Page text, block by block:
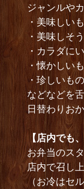
ジャンルや
・美味しいも
・美味しそ
・カラダに
・懐かしい
・珍しいも
などなどを
日替わりお
【店内でも
お弁当のス
店内で召し
（お冷はセ